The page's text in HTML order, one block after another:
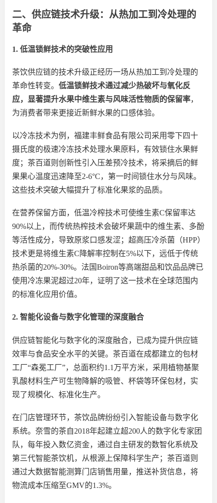
二、供应链技术升级：从热加工到冷处理的
革命
1. 低温锁鲜技术的突破性应用
茶饮供应链的技术升级正经历一场从热加工到冷处理的
革命性转变。 低温锁鲜技术通过减少热破坏与氧化反
应，显著提升水果中维生素与风味活性物质的保留率，
为消费者带来更接近新鲜水果的口感体验。
以冷冻技术为例，福建丰鲜食品有限公司采用零下四十
摄氏度的极速冷冻技术处理水果原料，有效锁住水果鲜
度；茶百道则创新性引入压差预冷技术，将采摘后的鲜
果果心温度迅速降至2-6°C，第一时间锁住水分与风味。
这些技术突破大幅提升了标准化果浆的品质。
在营养保留方面，低温冷榨技术可使维生素C保留率达
90%以上，而传统热榨技术会破坏果蔬中的维生素、多酚
等活性成分，导致原浆口感发涩； 超高压冷杀菌 （HPP）
技术更是将维生素C降解率控制在5%以下，远低于传统
热杀菌的20%-30%。法国Boiron等高端甜品和饮品品牌已
使用冷冻果泥超过20年，证明了这一技术在全球范围内
的标准化应用价值。
2. 智能化设备与数字化管理的深度融合
供应链智能化与数字化的深度融合，已成为提升供应链
效率与食品安全水平的关键。茶百道在成都建立的包材
工厂“森冕工厂”，总面积约1.1万平方米，采用植物基聚
乳酸材料生产可生物降解的吸管、杯袋等环保包材，实
现了规模化、标准化生产。
在门店管理环节，茶饮品牌纷纷引入智能设备与数字化
系统。奈雪的茶自2018年起建立超200人的数字化专家团
队，每年投入数亿资金，通过自主研发的数智化系统及
第三代智能茶饮机，从根源上保障科学生产 ； 茶百道则
通过大数据智能测算门店销售用量，推送补货信息，将
物流成本压缩至GMV的1.3%。